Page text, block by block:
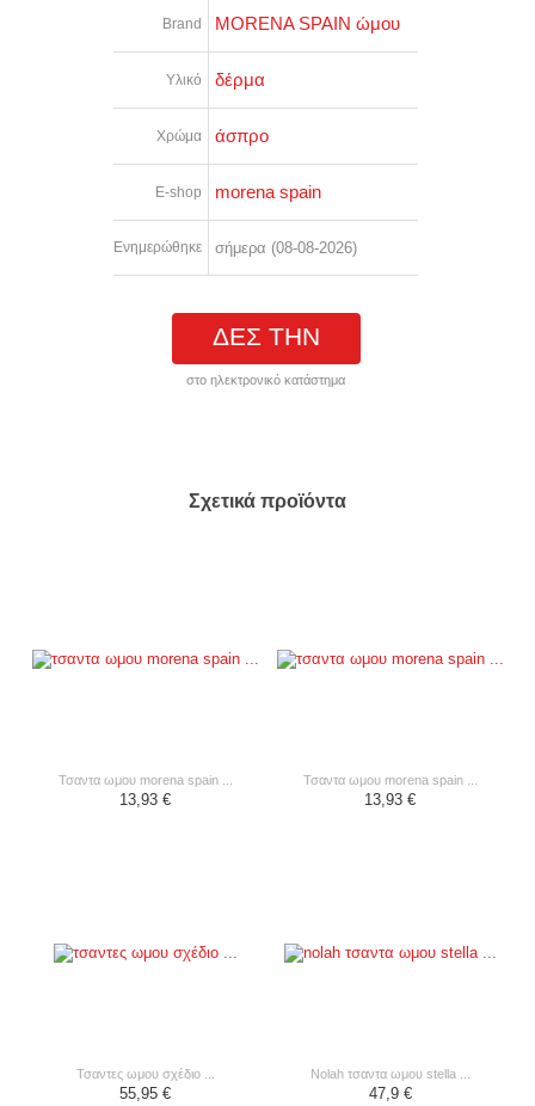
Brand MORENA SPAIN ώμου
Υλικό δέρμα
Χρώμα άσπρο
E-shop morena spain
Ενημερώθηκε σήμερα (08-08-2026)
ΔΕΣ ΤΗΝ
στο ηλεκτρονικό κατάστημα
Σχετικά προϊόντα
τσαντα ωμου morena spain ...
13,93 €
τσαντα ωμου morena spain ...
13,93 €
τσαντες ωμου σχέδιο ...
55,95 €
nolah τσαντα ωμου stella ...
47,9 €